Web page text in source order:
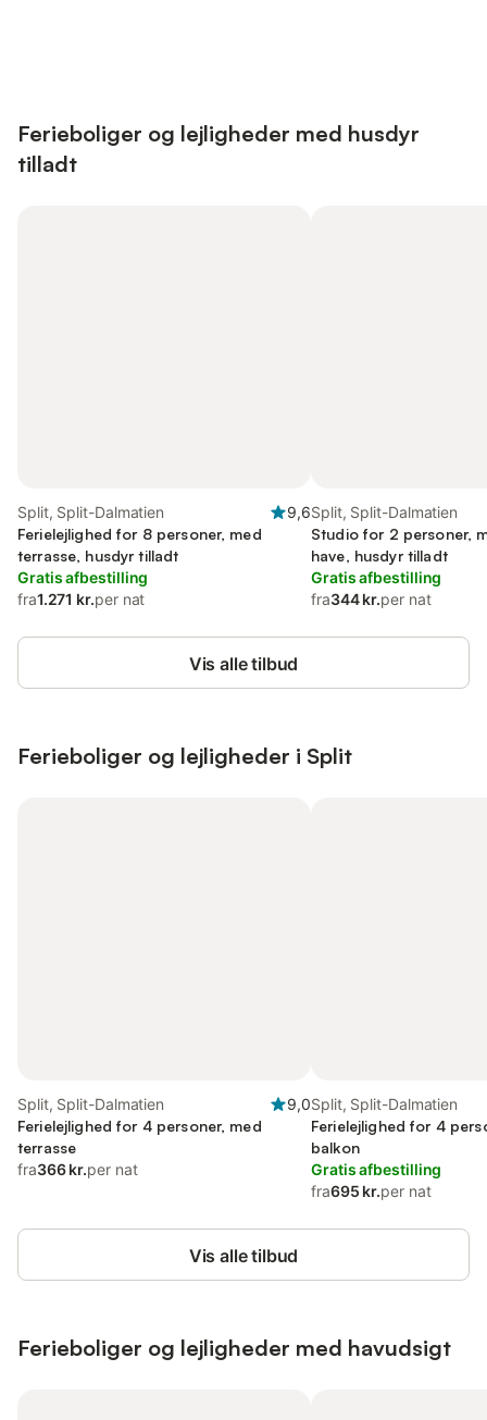
Ferieboliger og lejligheder med husdyr
tilladt
Split, Split-Dalmatien
9,6
Ferielejlighed for 8 personer, med
terrasse, husdyr tilladt
Gratis afbestilling
fra1.271 kr.per nat
Split, Split-Dalmatien
Studio for 2 personer,
have, husdyr tilladt
Gratis afbestilling
fra344 kr.per nat
Vis alle tilbud
Ferieboliger og lejligheder i Split
Split, Split-Dalmatien
9,0
Ferielejlighed for 4 personer, med
terrasse
fra366 kr.per nat
Split, Split-Dalmatien
Ferielejlighed for 4
balkon
Gratis afbestilling
fra695 kr.per nat
Vis alle tilbud
Ferieboliger og lejligheder med havudsigt